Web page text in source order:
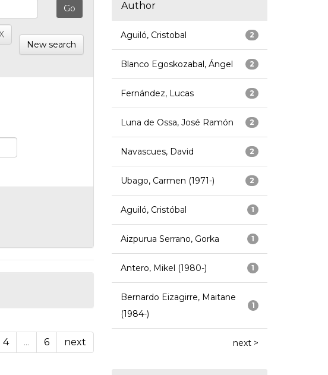
New search
4 ... 6 next
Author
2
Aguiló, Cristobal
2
Blanco Egoskozabal, Ángel
2
Fernández, Lucas
2
Luna de Ossa, José Ramón
2
Navascues, David
2
Ubago, Carmen (1971-)
1
Aguiló, Cristóbal
1
Aizpurua Serrano, Gorka
1
Antero, Mikel (1980-)
1
Bernardo Eizagirre, Maitane
(1984-)
next >